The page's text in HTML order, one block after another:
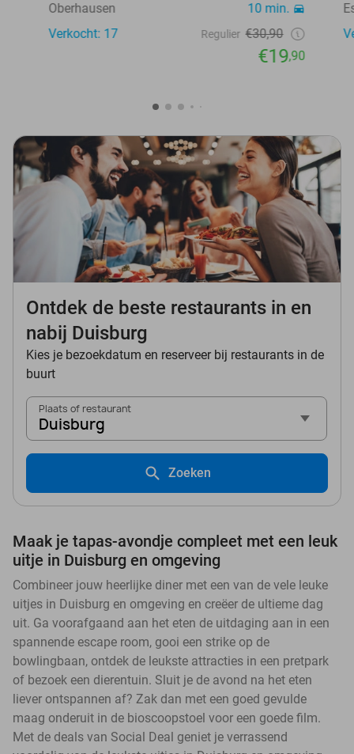
Oberhausen
10 min.
Verkocht: 17
Regulier €30,90
€19,90
Ontdek de beste restaurants in en
nabij Duisburg
Kies je bezoekdatum en reserveer bij restaurants in de
buurt
Plaats of restaurant
Duisburg
Zoeken
Maak je tapas-avondje compleet met een leuk
uitje in Duisburg en omgeving
Combineer jouw heerlijke diner met een van de vele leuke
uitjes in Duisburg en omgeving en creëer de ultieme dag
uit. Ga voorafgaand aan het eten de uitdaging aan in een
spannende escape room, gooi een strike op de
bowlingbaan, ontdek de leukste attracties in een pretpark
of bezoek een dierentuin. Sluit je de avond na het eten
liever ontspannen af? Zak dan met een goed gevulde
maag onderuit in de bioscoopstoel voor een goede film.
Met de deals van Social Deal geniet je verrassend